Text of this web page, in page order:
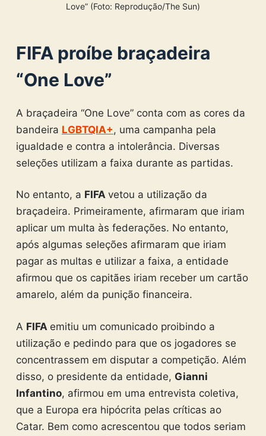
Love” (Foto: Reprodução/The Sun)
FIFA proíbe braçadeira
“One Love”
A braçadeira “One Love” conta com as cores da
bandeira LGBTQIA+ , uma campanha pela
igualdade e contra a intolerância. Diversas
seleções utilizam a faixa durante as partidas.
No entanto, a FIFA vetou a utilização da
braçadeira. Primeiramente, afirmaram que iriam
aplicar um multa às federações. No entanto,
após algumas seleções afirmaram que iriam
pagar as multas e utilizar a faixa, a entidade
afirmou que os capitães iriam receber um cartão
amarelo, além da punição financeira.
A FIFA emitiu um comunicado proibindo a
utilização e pedindo para que os jogadores se
concentrassem em disputar a competição. Além
disso, o presidente da entidade, Gianni
Infantino, afirmou em uma entrevista coletiva,
que a Europa era hipócrita pelas críticas ao
Catar. Bem como acrescentou que todos seriam